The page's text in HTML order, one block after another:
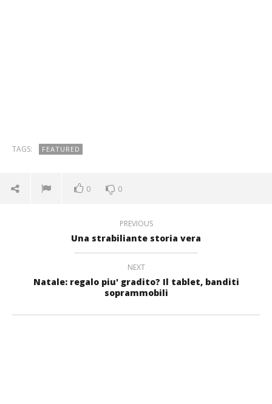
TAGS: FEATURED
0 0
PREVIOUS
Una strabiliante storia vera
NEXT
Natale: regalo piu' gradito? Il tablet, banditi
soprammobili